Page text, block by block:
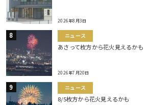
2026年8月3日
ニュース
あさって枚方から花火見えるかも
2026年7月20日
ニュース
8/5枚方から花火見えるかも